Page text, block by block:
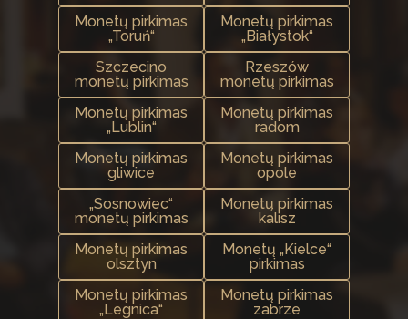
Monetų pirkimas
„Toruń“
Monetų pirkimas
„Białystok“
Szczecino
monetų pirkimas
Rzeszów
monetų pirkimas
Monetų pirkimas
„Lublin“
Monetų pirkimas
radom
Monetų pirkimas
gliwice
Monetų pirkimas
opole
„Sosnowiec“
monetų pirkimas
Monetų pirkimas
kalisz
Monetų pirkimas
olsztyn
Monetų „Kielce“
pirkimas
Monetų pirkimas
„Legnica“
Monetų pirkimas
zabrze